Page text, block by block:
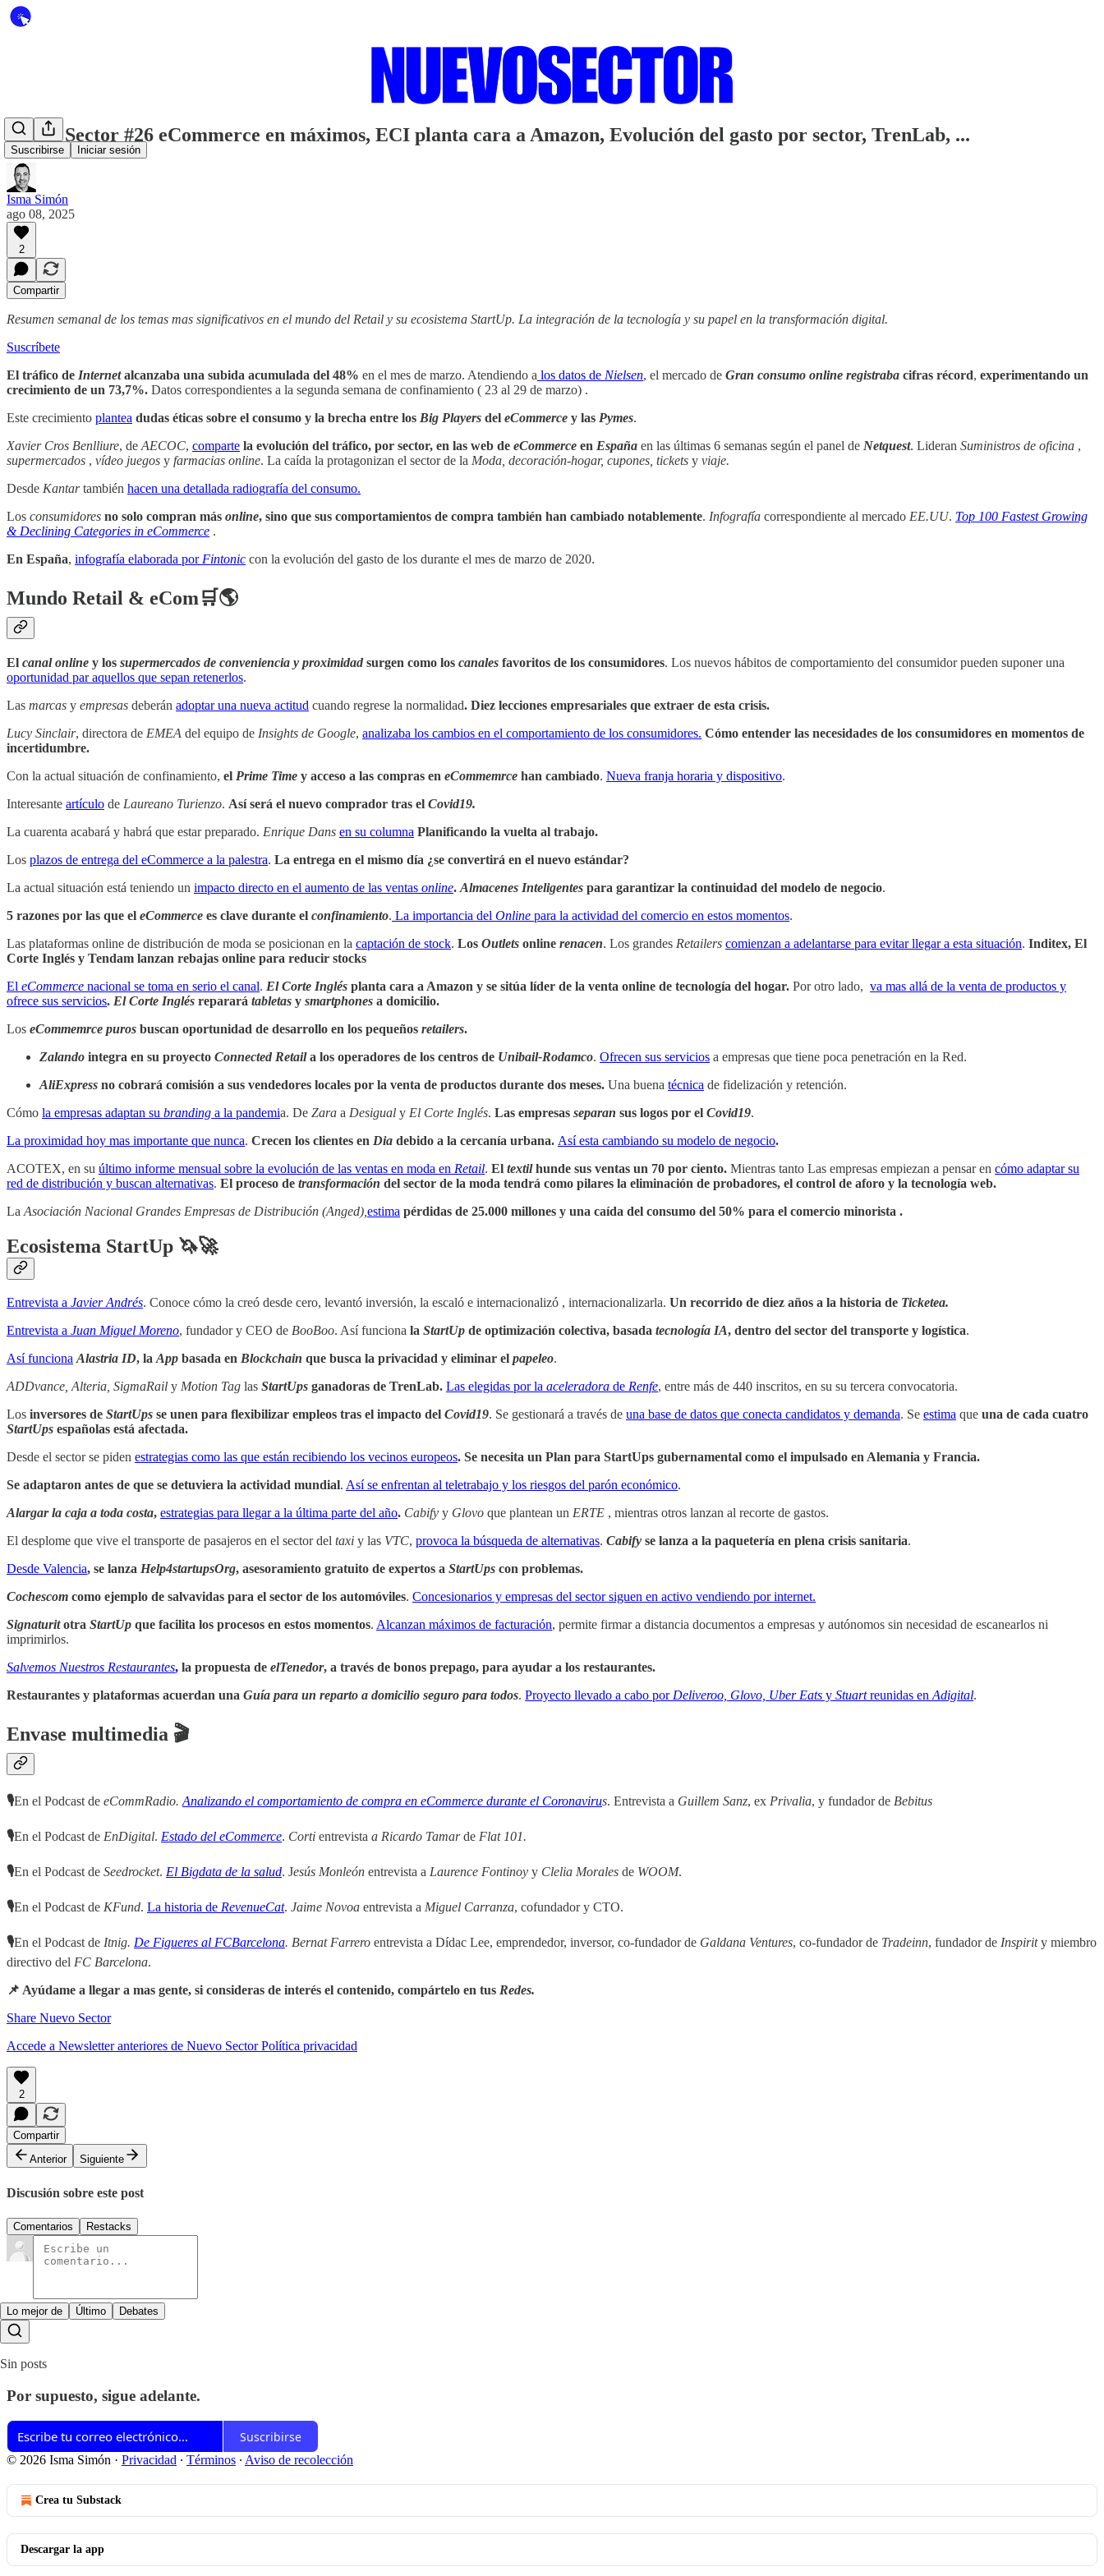
Suscribirse Iniciar sesión
Nuevo Sector #26 eCommerce en máximos, ECI planta cara a Amazon, Evolución del gasto por sector, TrenLab, ...
Isma Simón
ago 08, 2025
2
Compartir
Resumen semanal de los temas mas significativos en el mundo del Retail y su ecosistema StartUp. La integración de la tecnología y su papel en la transformación digital.
Suscríbete
El tráfico de Internetalcanzaba una subida acumulada del 48% en el mes de marzo. Atendiendo a los datos de Nielsen, el mercado de Gran consumo online registraba cifras récord, experimentando un
crecimiento de un 73,7%. Datos correspondientes a la segunda semana de confinamiento ( 23 al 29 de marzo) .
Este crecimiento plantea dudas éticas sobre el consumo y la brecha entre los Big Players del eCommerce y las Pymes.
Xavier Cros Benlliure, de AECOC, comparte la evolución del tráfico, por sector, en las web de eCommerce en España en las últimas 6 semanas según el panel de Netquest. Lideran Suministros de oficina ,
supermercados , vídeo juegos y farmacias online. La caída la protagonizan el sector de la Moda, decoración-hogar, cupones, tickets y viaje.
Desde Kantartambién hacen una detallada radiografía del consumo.
Los consumidores no solo compran más online, sino que sus comportamientos de compra también han cambiado notablemente. Infografía correspondiente al mercado EE.UU. Top 100 Fastest Growing
& Declining Categories in eCommerce .
En España, infografía elaborada por Fintonic con la evolución del gasto de los durante el mes de marzo de 2020.
Mundo Retail & eCom🛒🌎
El canal online y los supermercados de conveniencia y proximidad surgen como los canales favoritos de los consumidores. Los nuevos hábitos de comportamiento del consumidor pueden suponer una
oportunidad par aquellos que sepan retenerlos.
Las marcas y empresas deberán adoptar una nueva actitud cuando regrese la normalidad. Diez lecciones empresariales que extraer de esta crisis.
Lucy Sinclair, directora de EMEA del equipo de Insights de Google, analizaba los cambios en el comportamiento de los consumidores. Cómo entender las necesidades de los consumidores en momentos de
incertidumbre.
Con la actual situación de confinamiento, el Prime Time y acceso a las compras en eCommemrce han cambiado. Nueva franja horaria y dispositivo.
Interesante artículo de Laureano Turienzo. Así será el nuevo comprador tras el Covid19.
La cuarenta acabará y habrá que estar preparado. Enrique Dans en su columna Planificando la vuelta al trabajo.
Los plazos de entrega del eCommerce a la palestra. La entrega en el mismo día ¿se convertirá en el nuevo estándar?
La actual situación está teniendo un impacto directo en el aumento de las ventas online. Almacenes Inteligentes para garantizar la continuidad del modelo de negocio.
5 razones por las que el eCommerce es clave durante el confinamiento. La importancia del Online para la actividad del comercio en estos momentos.
Las plataformas online de distribución de moda se posicionan en la captación de stock. Los Outlets online renacen. Los grandes Retailers comienzan a adelantarse para evitar llegar a esta situación. Inditex, El
Corte Inglés y Tendam lanzan rebajas online para reducir stocks
El eCommerce nacional se toma en serio el canal. El Corte Inglés planta cara a Amazon y se sitúa líder de la venta online de tecnología del hogar. Por otro lado, va mas allá de la venta de productos y
ofrece sus servicios. El Corte Inglés reparará tabletas y smartphones a domicilio.
Los eCommemrce puros buscan oportunidad de desarrollo en los pequeños retailers.
Zalando integra en su proyecto Connected Retaila los operadores de los centros de Unibail-Rodamco. Ofrecen sus servicios a empresas que tiene poca penetración en la Red.
AliExpress no cobrará comisión a sus vendedores locales por la venta de productos durante dos meses. Una buena técnica de fidelización y retención.
Cómo la empresas adaptan su branding a la pandemia. De Zara a Desigual y El Corte Inglés. Las empresas separan sus logos por el Covid19.
La proximidad hoy mas importante que nunca. Crecen los clientes en Dia debido a la cercanía urbana. Así esta cambiando su modelo de negocio.
ACOTEX, en su último informe mensual sobre la evolución de las ventas en moda en Retail. El textilhunde sus ventas un 70 por ciento. Mientras tanto Las empresas empiezan a pensar en cómo adaptar su
red de distribución y buscan alternativas. El proceso de transformación del sector de la moda tendrá como pilares la eliminación de probadores, el control de aforo y la tecnología web.
La Asociación Nacional Grandes Empresas de Distribución (Anged), estima pérdidas de 25.000 millones y una caída del consumo del 50% para el comercio minorista .
Ecosistema StartUp 🦄🚀
Entrevista a Javier Andrés. Conoce cómo la creó desde cero, levantó inversión, la escaló e internacionalizó , internacionalizarla. Un recorrido de diez años a la historia de Ticketea.
Entrevista a Juan Miguel Moreno, fundador y CEO de BooBoo. Así funciona la StartUp de optimización colectiva, basada tecnología IA, dentro del sector del transporte y logística.
Así funciona Alastria ID, laApp basada en Blockchain que busca la privacidad y eliminar el papeleo.
ADDvance, Alteria, SigmaRail y Motion Tag las StartUps ganadoras de TrenLab. Las elegidas por la aceleradora de Renfe, entre más de 440 inscritos, en su su tercera convocatoria.
Los inversores de StartUps se unen para flexibilizar empleos tras el impacto del Covid19. Se gestionará a través de una base de datos que conecta candidatos y demanda. Se estima que una de cada cuatro
StartUps españolas está afectada.
Desde el sector se piden estrategias como las que están recibiendo los vecinos europeos. Se necesita un Plan para StartUps gubernamental como el impulsado en Alemania y Francia.
Se adaptaron antes de que se detuviera la actividad mundial. Así se enfrentan al teletrabajo y los riesgos del parón económico.
Alargar la caja a toda costa, estrategias para llegar a la última parte del año. Cabify y Glovo que plantean un ERTE , mientras otros lanzan al recorte de gastos.
El desplome que vive el transporte de pasajeros en el sector del taxi y las VTC, provoca la búsqueda de alternativas. Cabify se lanza a la paquetería en plena crisis sanitaria.
Desde Valencia, se lanza Help4startupsOrg, asesoramiento gratuito de expertos a StartUps con problemas.
Cochescom como ejemplo de salvavidas para el sector de los automóviles. Concesionarios y empresas del sector siguen en activo vendiendo por internet.
Signaturitotra StartUp que facilita los procesos en estos momentos. Alcanzan máximos de facturación, permite firmar a distancia documentos a empresas y autónomos sin necesidad de escanearlos ni
imprimirlos.
Salvemos Nuestros Restaurantes, la propuesta de elTenedor, a través de bonos prepago, para ayudar a los restaurantes.
Restaurantes y plataformas acuerdan una Guía para un reparto a domicilio seguro para todos. Proyecto llevado a cabo porDeliveroo, Glovo, Uber Eats y Stuartreunidas enAdigital.
Envase multimedia 🎬
🎙En el Podcast de eCommRadio. Analizando el comportamiento de compra en eCommerce durante el Coronavirus. Entrevista a Guillem Sanz, ex Privalia, y fundador de Bebitus
🎙En el Podcast de EnDigital. Estado del eCommerce. Corti entrevista a Ricardo Tamarde Flat 101.
🎙En el Podcast de Seedrocket. El Bigdata de la salud. Jesús Monleón entrevista a Laurence Fontinoy y Clelia Morales de WOOM.
🎙En el Podcast de KFund. La historia de RevenueCat. Jaime Novoa entrevista a Miguel Carranza, cofundador y CTO.
🎙En el Podcast de Itnig. De Figueres al FCBarcelona. Bernat Farrero entrevista a Dídac Lee, emprendedor, inversor, co-fundador de Galdana Ventures, co-fundador de Tradeinn, fundador de Inspirity miembro
directivo del FC Barcelona.
📌 Ayúdame a llegar a mas gente, si consideras de interés el contenido, compártelo en tus Redes.
Share Nuevo Sector
Accede a Newsletter anteriores de Nuevo SectorPolítica privacidad
2
Compartir
Anterior
Siguiente
Discusión sobre este post
Comentarios Restacks
Lo mejor de Último Debates
Sin posts
Por supuesto, sigue adelante.
Suscribirse
© 2026 Isma Simón · Privacidad ∙ Términos ∙ Aviso de recolección
Crea tu Substack
Descargar la app